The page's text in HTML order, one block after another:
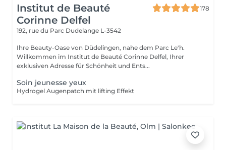
Institut de Beauté
Corinne Delfel
178
192, rue du Parc Dudelange L-3542
Ihre Beauty-Oase von Düdelingen, nahe dem Parc Le'h.
Willkommen im Institut de Beauté Corinne Delfel, Ihrer
exklusiven Adresse für Schönheit und Ents...
Soin jeunesse yeux
Hydrogel Augenpatch mit lifting Effekt